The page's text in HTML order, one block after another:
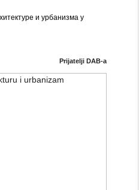
и урбанизма у
Prijatelji DAB-a